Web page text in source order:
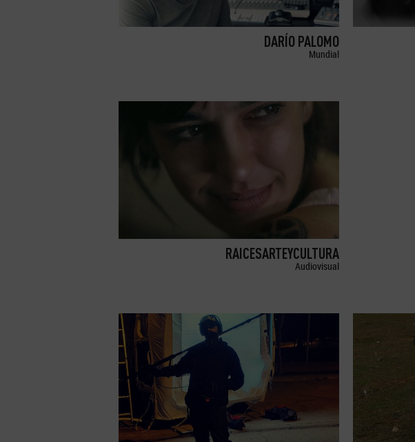
DARÍO PALOMO
Mundial
RAICESARTEYCULTURA
Audiovisual